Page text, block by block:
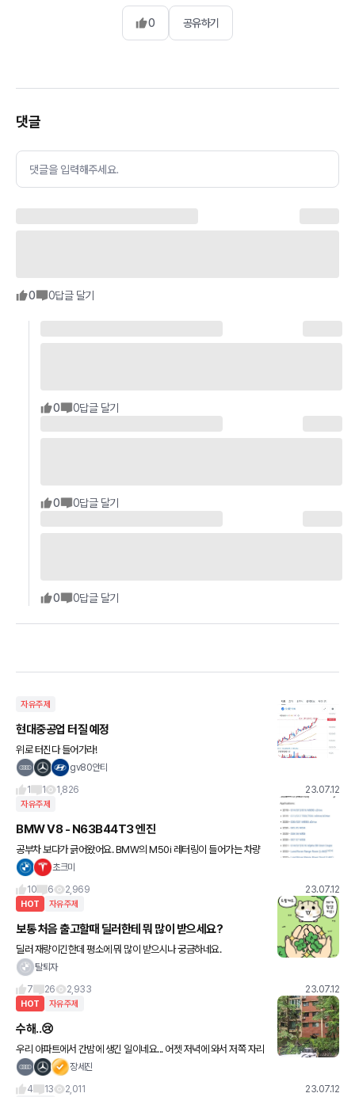
0 공유하기
댓글
댓글을 입력해주세요.
0 0답글 달기
0 0답글 달기
0 0답글 달기
0 0답글 달기
자유주제
현대중공업 터질 예정
위로 터진다 들어가라!
gv80안티
1
1 1,826 23.07.12
자유주제
BMW V8 - N63B44T3 엔진
공부차 보다가 긁어왔어요. BMW의 M50i 레터링이 들어가는 차량
에 들어가는 8기통 엔진입니다. 작년에 출시한 레인지로버에도 이 엔
초크미
10
6 2,969 23.07.12
HOT 자유주제
보통 처음 출고할때 딜러한테 뭐 많이 받으세요?
딜러 재량이긴한데 평소에 뭐 많이 받으시나 궁금하네요.
탈퇴자
7
26 2,933 23.07.12
HOT 자유주제
수해..😢
우리 아파트에서 간밤에 생긴 일이네요... 어젯 저녁에 와서 저쪽 자리
근처에 주차하려다가 그냥 다른데 세웠었는데... 아침에 지나가다보
장세진
4
13 2,011 23.07.12